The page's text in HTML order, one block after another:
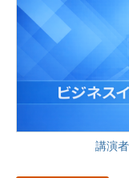
講演